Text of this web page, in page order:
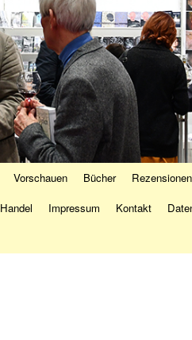
Vorschauen Bücher Rezensionen
Handel Impressum Kontakt